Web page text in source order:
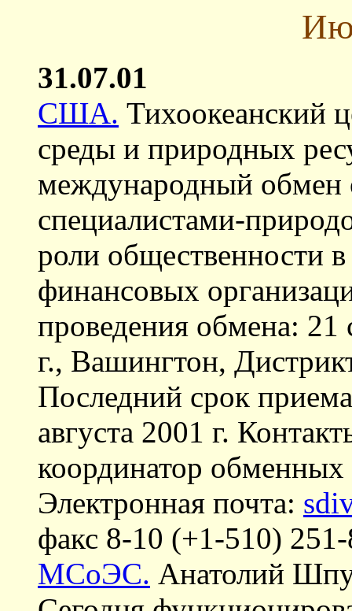
31.07.01
США. Тихоокеанский
среды и природных
международный
специалистами-
роли общественности
финансовых
проведения обмена: 21
г., Вашингтон,
Последний срок
августа 2001 г.
координатор
Электронная почта:
факс 8-10 (+1-510)
МСоЭС. Анатолий